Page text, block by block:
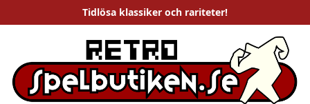
Tidlösa klassiker och rariteter!